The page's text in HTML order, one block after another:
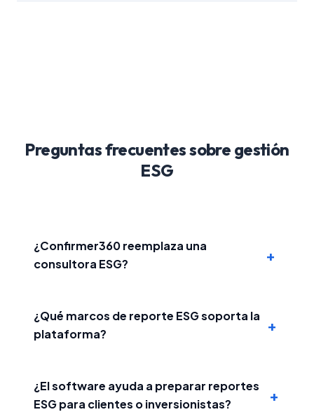
Preguntas frecuentes sobre gestión
ESG
¿Confirmer360 reemplaza una
consultora ESG?
+
¿Qué marcos de reporte ESG soporta la
plataforma?
+
¿El software ayuda a preparar reportes
ESG para clientes o inversionistas?
+